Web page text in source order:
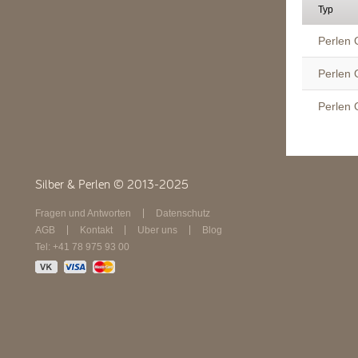
Typ
Perlen
Perlen
Perlen
Silber & Perlen © 2013-2025
Fragen und Antworten
Datenschutz
AGB
Kontakt Über uns
Blog
Tel: +41 78 975 93 00